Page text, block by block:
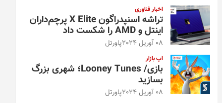
اخبار فناوری
تراشه اسنپدراگون X Elite پرچم‌داران
اینتل و AMD را شکست داد
08 آوریل 2024 پاورتل
اپ بازار
بازی/ Looney Tunes؛ شهری بزرگ
بسازید
08 آوریل 2024 پاورتل